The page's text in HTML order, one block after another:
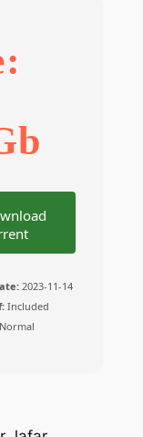
2023-11-14
Included
Normal